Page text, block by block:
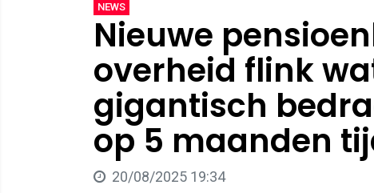
NEWS
Nieuwe
overheid flink
gigantisch
op 5 maanden
20/08/2025 19:34